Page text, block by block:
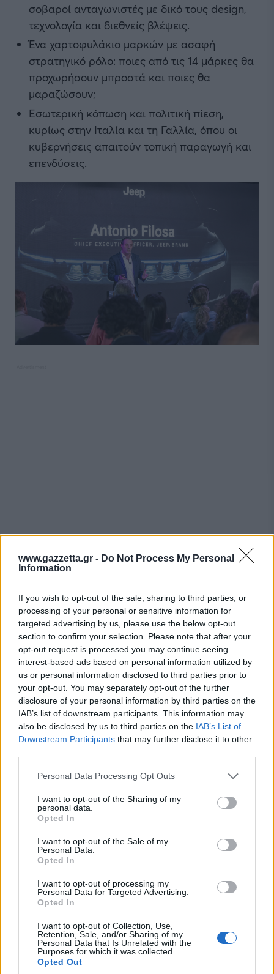
www.gazzetta.gr - Do Not Process My Personal
Information
If you wish to opt-out of the sale, sharing to third parties, or
processing of your personal or sensitive information for
targeted advertising by us, please use the below opt-out
section to confirm your selection. Please note that after your
opt-out request is processed you may continue seeing
interest-based ads based on personal information utilized by
us or personal information disclosed to third parties prior to
your opt-out. You may separately opt-out of the further
disclosure of your personal information by third parties on the
IAB’s list of downstream participants. This information may
also be disclosed by us to third parties on the IAB’s List of
Downstream Participants that may further disclose it to other
Please note that this website/app uses one or more Google
not limited to your visit or usage behaviour. You may click to
grant or deny consent to Google and its third-party tags to
use your data for below specified purposes in below Google
consent section.
Personal Data Processing Opt Outs
I want to opt-out of the Sharing of my
personal data.
Opted In
I want to opt-out of the Sale of my
Personal Data.
Opted In
I want to opt-out of processing my
Personal Data for Targeted Advertising.
Opted In
I want to opt-out of Collection, Use,
Retention, Sale, and/or Sharing of my
Personal Data that Is Unrelated with the
Purposes for which it was collected.
Opted Out
σοβαροί ανταγωνιστές με δικό τους design,
τεχνολογία και διεθνείς βλέψεις.
Ένα χαρτοφυλάκιο μαρκών με ασαφή
στρατηγικό ρόλο: ποιες από τις 14 μάρκες θα
προχωρήσουν μπροστά και ποιες θα
μαραζώσουν;
Εσωτερική κόπωση και πολιτική πίεση,
κυρίως στην Ιταλία και τη Γαλλία, όπου οι
κυβερνήσεις απαιτούν τοπική παραγωγή και
επενδύσεις.
Η κινεζική αγορά είναι το
ανεκπλήρωτο όνειρο
Η Stellantis έχει μείνει πίσω στην Κίνα, τη
μεγαλύτερη αυτοκινητική αγορά του κόσμου,
αποκτήσουν «κρίσιμη μάζα». Τα πρόσφατα
σχέδια του ομίλου για μεγαλύτερη συνεργασία
με την κινεζική Leapmotor, με στόχο την
κατασκευή και διανομή ηλεκτρικών οχημάτων,
δείχνουν ότι η Stellantis αναγνωρίζει τη σημασία
της περιοχής.
Ωστόσο, η κινεζική αγορά παραμένει δύσκολη,